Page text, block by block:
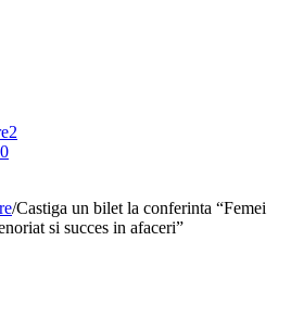
2
0
/Castiga un bilet la conferinta “Femei
si succes in afaceri”